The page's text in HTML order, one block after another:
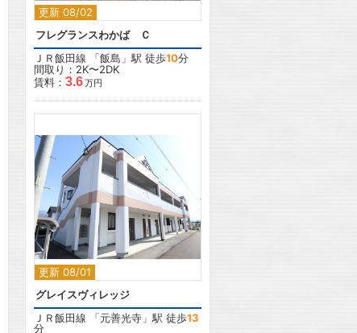
更新 08/02
フレグランスわかば Ｃ
ＪＲ飯田線 「飯島 」駅 徒歩10分
間取り：2K〜2DK
賃料： 3.6万円
更新 08/01
2
グレイスヴィレッジ
ＪＲ飯田線 「元善光寺 」駅 徒歩13
分